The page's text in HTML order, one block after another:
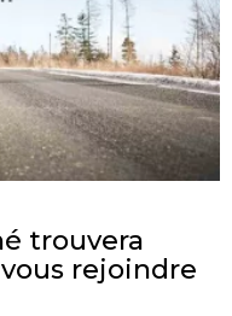
trouvera
rejoindre